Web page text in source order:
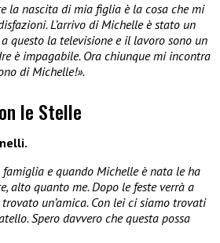
la nascita di mia figlia è la cosa che mi
L’arrivo di Michelle è stato un
questo la televisione e il lavoro sono un
è impagabile. Ora chiunque mi incontra
di Michelle!».
le Stelle
.
e quando Michelle è nata le ha
alto quanto me. Dopo le feste verrà a
un’amica. Con lei ci siamo trovati
Spero davvero che questa possa